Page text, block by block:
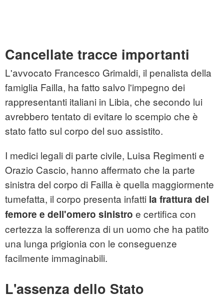
Cancellate tracce importanti
L'avvocato Francesco Grimaldi, il penalista della
famiglia Failla, ha fatto salvo l'impegno dei
rappresentanti italiani in Libia, che secondo lui
avrebbero tentato di evitare lo scempio che è
stato fatto sul corpo del suo assistito.
I medici legali di parte civile, Luisa Regimenti e
Orazio Cascio, hanno affermato che la parte
sinistra del corpo di Failla è quella maggiormente
tumefatta, il corpo presenta infatti la frattura del
femore e dell'omero sinistro e certifica con
certezza la sofferenza di un uomo che ha patito
una lunga prigionia con le conseguenze
facilmente immaginabili.
L'assenza dello Stato